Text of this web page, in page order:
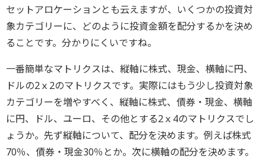
セットアロケーションとも云えますが、いくつかの投資対
象カテゴリーに、どのように投資金額を配分するかを決め
ることです。分かりにくいですね。
一番簡単なマトリクスは、縦軸に株式、現金、横軸に円、
ドルの2ｘ2のマトリクスです。実際にはもう少し投資対象
カテゴリーを増やすべく、縦軸に株式、債券・現金、横軸
に円、ドル、ユーロ、その他とする2ｘ4のマトリクスでし
ょうか。先ず縦軸について、配分を決めます。例えば株式
70％、債券・現金30％とか。次に横軸の配分を決めます。